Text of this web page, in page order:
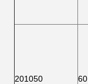
201050 60